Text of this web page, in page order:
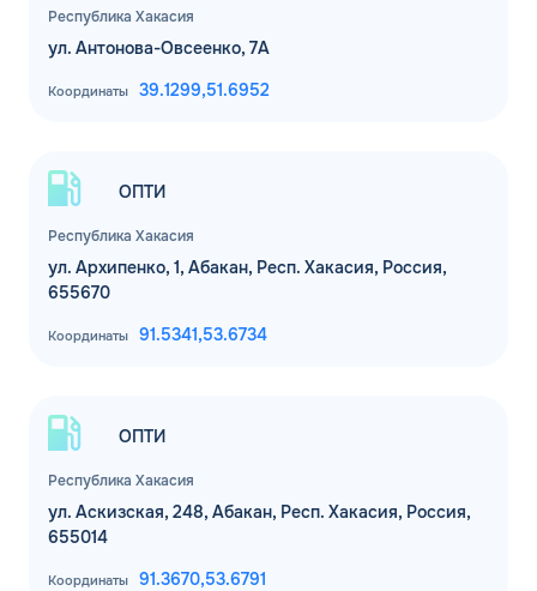
Республика Хакасия
ул. Антонова-Овсеенко, 7А
Координаты 39.1299,51.6952
Республика Хакасия
ОПТИ
ул. Архипенко, 1, Абакан, Респ. Хакасия, Россия,
655670
Координаты 91.5341,53.6734
Республика Хакасия
ОПТИ
ул. Аскизская, 248, Абакан, Респ. Хакасия, Россия,
655014
Координаты 91.3670,53.6791